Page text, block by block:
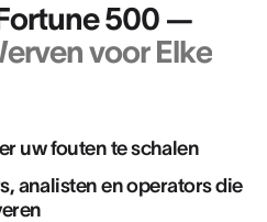
500 —
voor Elke
uw fouten te schalen
analisten en operators die